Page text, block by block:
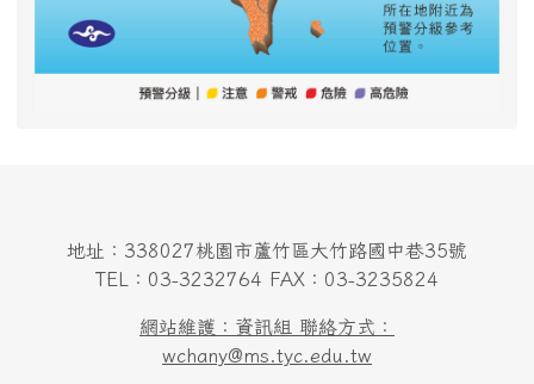
地址：338027桃園市蘆竹區大竹路國中巷35號
TEL：03-3232764 FAX：03-3235824
網站維護：資訊組 聯絡方式：
wchany@ms.tyc.edu.tw